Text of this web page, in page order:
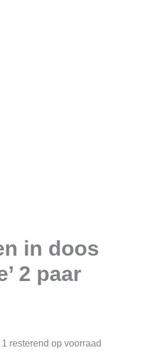
in doos
2 paar
resterend op voorraad